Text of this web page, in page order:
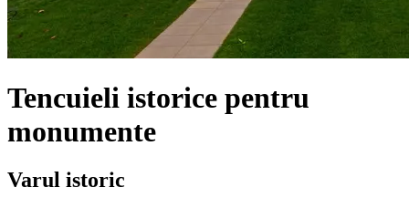
Tencuieli istorice pentru
monumente
Varul istoric